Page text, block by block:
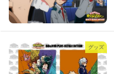
グッズ